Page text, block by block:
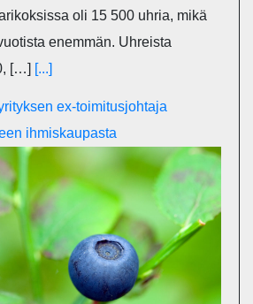
oli 15 500 uhria, mikä
enemmän. Uhreista
[…] [...]
ex-toimitusjohtaja
ihmiskaupasta